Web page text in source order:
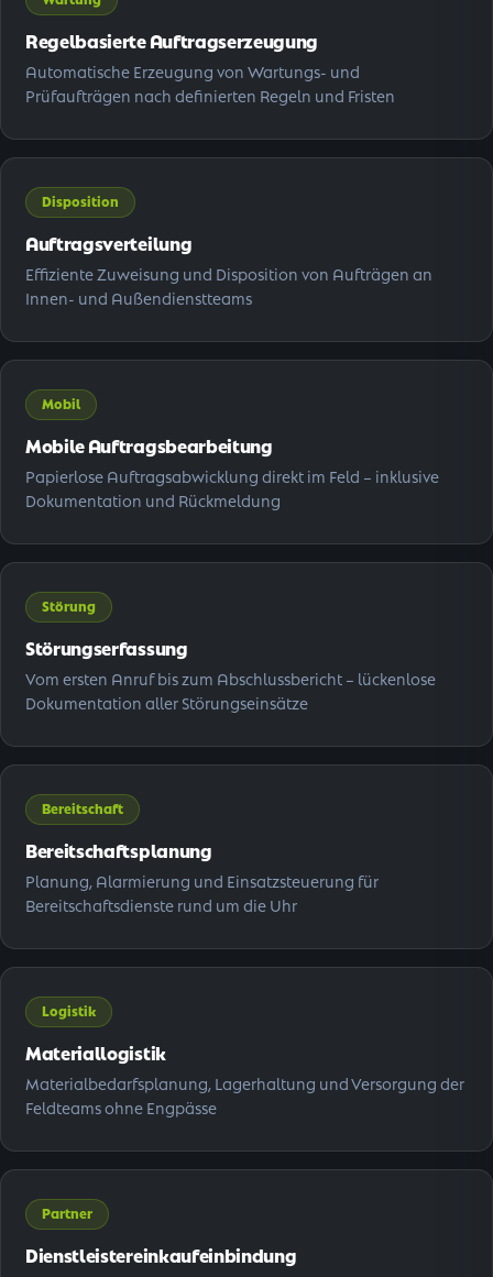
Regelbasierte Auftragserzeu­gung
Automatische Erzeugung von Wartungs- und
Prüfaufträgen nach definierten Regeln und Fristen
Disposition
Auftragsverteilung
Effiziente Zuweisung und Disposition von Aufträgen an
Innen- und Außendienstteams
Mobil
Mobile Auftragsbearbeitung
Papierlose Auftragsabwicklung direkt im Feld – inklusive
Dokumentation und Rückmeldung
Störung
Störungserfassung
Vom ersten Anruf bis zum Abschlussbericht – lückenlose
Dokumentation aller Störungseinsätze
Bereitschaft
Bereitschaftsplanung
Planung, Alarmierung und Einsatzsteuerung für
Bereitschaftsdienste rund um die Uhr
Logistik
Materiallogistik
Materialbedarfsplanung, Lagerhaltung und Versorgung der
Feldteams ohne Engpässe
Partner
Dienstleistereinkauf­einbindung